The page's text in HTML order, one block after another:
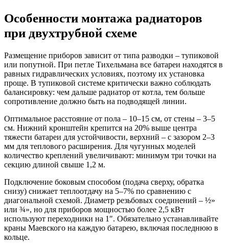
Особенности монтажа радиаторов
при двухтрубной схеме
Размещение приборов зависит от типа разводки – тупиковой
или попутной. При петле Тихельмана все батареи находятся в
равных гидравлических условиях, поэтому их установка
проще. В тупиковой системе критически важно соблюдать
балансировку: чем дальше радиатор от котла, тем больше
сопротивление должно быть на подводящей линии.
Оптимальное расстояние от пола – 10–15 см, от стены – 3–5
см. Нижний кронштейн крепится на 20% выше центра
тяжести батареи для устойчивости, верхний – с зазором 2–3
мм для теплового расширения. Для чугунных моделей
количество креплений увеличивают: минимум три точки на
секцию длиной свыше 1,2 м.
Подключение боковым способом (подача сверху, обратка
снизу) снижает теплоотдачу на 5–7% по сравнению с
диагональной схемой. Диаметр резьбовых соединений – ½»
или ¾», но для приборов мощностью более 2,5 кВт
используют переходники на 1″. Обязательно устанавливайте
краны Маевского на каждую батарею, включая последнюю в
кольце.